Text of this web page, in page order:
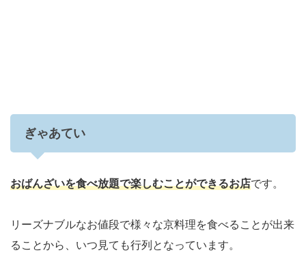
ぎゃあてい
おばんざいを食べ放題で楽しむことができるお店です。
リーズナブルなお値段で様々な京料理を食べることが出来
ることから、いつ見ても行列となっています。